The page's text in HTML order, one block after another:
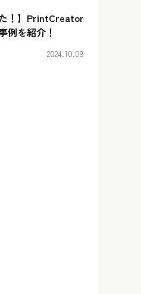
！】PrintCreator
例を紹介！
2024.10.09